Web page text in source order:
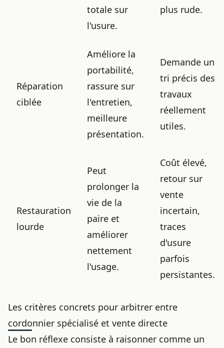
totale sur
l'usure.
plus rude.
Réparation
ciblée
Améliore la
portabilité,
rassure sur
l'entretien,
meilleure
présentation.
Demande un
tri précis des
travaux
réellement
utiles.
Restauration
lourde
Peut
prolonger la
vie de la
paire et
améliorer
nettement
l'usage.
Coût élevé,
retour sur
vente
incertain,
traces
d'usure
parfois
persistantes.
Les critères concrets pour arbitrer entre
cordonnier spécialisé et vente directe
Le bon réflexe consiste à raisonner comme un